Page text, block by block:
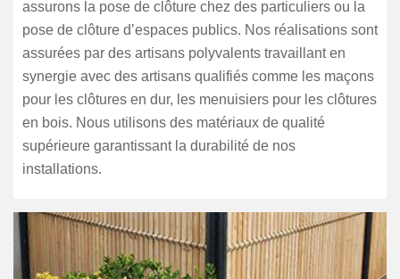
assurons la pose de clôture chez des particuliers ou la
pose de clôture d’espaces publics. Nos réalisations sont
assurées par des artisans polyvalents travaillant en
synergie avec des artisans qualifiés comme les maçons
pour les clôtures en dur, les menuisiers pour les clôtures
en bois. Nous utilisons des matériaux de qualité
supérieure garantissant la durabilité de nos
installations.